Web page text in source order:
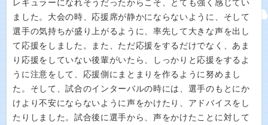
レギュラーになれそうだったからこそ、とても強く感じてい
ました。大会の時、応援席が静かにならないように、そして
選手の気持ちが盛り上がるように、率先して大きな声を出し
て応援をしました。また、ただ応援をするだけでなく、あま
り応援をしていない後輩がいたら、しっかりと応援をするよ
うに注意をして、応援側にまとまりを作るように努めまし
た。そして、試合のインターバルの時には、選手のもとにか
けより不安にならないように声をかけたり、アドバイスをし
たりしました。試合後に選手から、声をかけたことに対して